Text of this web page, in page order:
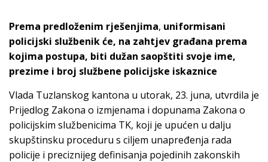
Prema predloženim rješenjima, uniformisani
policijski službenik će, na zahtjev građana prema
kojima postupa, biti dužan saopštiti svoje ime,
prezime i broj službene policijske iskaznice
Vlada Tuzlanskog kantona u utorak, 23. juna, utvrdila je
Prijedlog Zakona o izmjenama i dopunama Zakona o
policijskim službenicima TK, koji je upućen u dalju
skupštinsku proceduru s ciljem unapređenja rada
policije i preciznijeg definisanja pojedinih zakonskih